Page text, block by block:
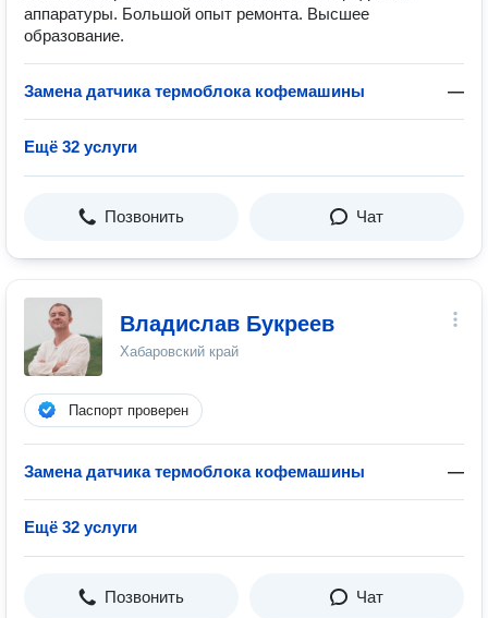
аппаратуры. Большой опыт ремонта. Высшее
образование.
Замена датчика термоблока кофемашины —
Ещё 32 услуги
Позвонить Чат
Владислав Букреев
Хабаровский край
Паспорт проверен
Замена датчика термоблока кофемашины —
Ещё 32 услуги
Позвонить Чат